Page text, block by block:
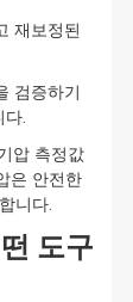
재보정된
검증하기
.
압 측정값
은 안전한
니다.
도구